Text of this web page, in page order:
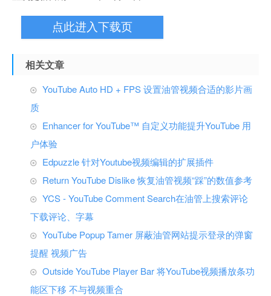
点此进入下载页
相关文章
YouTube Auto HD + FPS 设置油管视频合适的影片画
质
Enhancer for YouTube™ 自定义功能提升YouTube 用
户体验
Edpuzzle 针对Youtube视频编辑的扩展插件
Return YouTube Dislike 恢复油管视频“踩”的数值参考
YCS - YouTube Comment Search在油管上搜索评论
下载评论、字幕
YouTube Popup Tamer 屏蔽油管网站提示登录的弹窗
提醒 视频广告
Outside YouTube Player Bar 将YouTube视频播放条功
能区下移 不与视频重合